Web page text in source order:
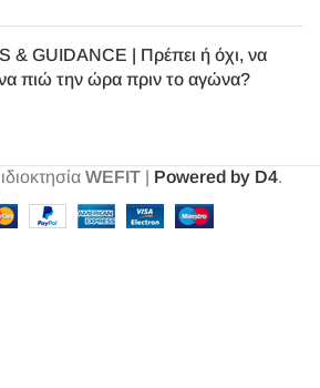
& GUIDANCE | Πρέπει ή όχι, να
πιώ την ώρα πριν το αγώνα?
WEFIT| Powered by D4.